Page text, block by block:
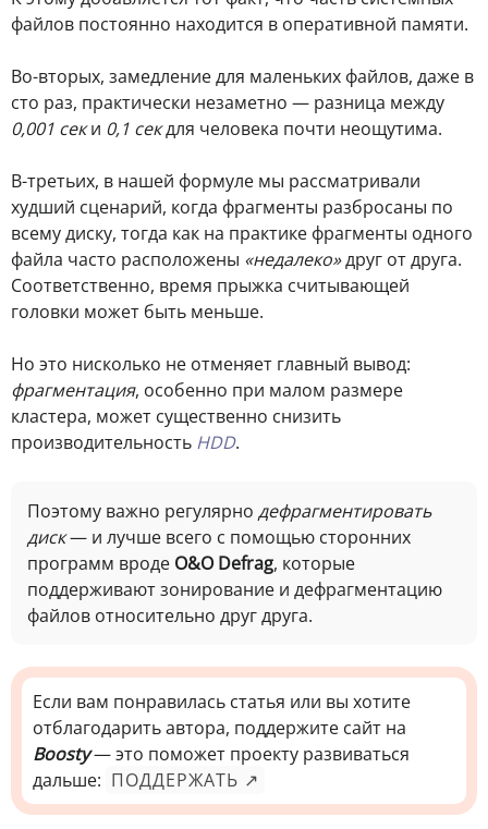
файлов постоянно находится в оперативной памяти.
Во-вторых, замедление для маленьких файлов, даже в
сто раз, практически незаметно — разница между
0,001 секи 0,1 секдля человека почти неощутима.
В-третьих, в нашей формуле мы рассматривали
худший сценарий, когда фрагменты разбросаны по
всему диску, тогда как на практике фрагменты одного
файла часто расположены «недалеко»друг от друга.
Соответственно, время прыжка считывающей
головки может быть меньше.
Но это нисколько не отменяет главный вывод:
фрагментация, особенно при малом размере
кластера, может существенно снизить
производительность HDD.
Поэтому важно регулярно дефрагментировать
диск— и лучше всего с помощью сторонних
программ вроде O&O Defrag, которые
поддерживают зонирование и дефрагментацию
файлов относительно друг друга.
Если вам понравилась статья или вы хотите
отблагодарить автора, поддержите сайт на
Boosty— это поможет проекту развиваться
дальше: ПОДДЕРЖАТЬ ↗